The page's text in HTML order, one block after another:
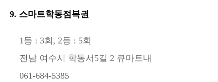
9. 스마트학동점복권
1등 : 3회, 2등 : 5회
전남 여수시 학동서5길 2 큐마트내
061-684-5385